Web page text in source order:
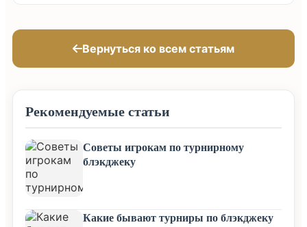
Вернуться ко всем статьям
Рекомендуемые статьи
Советы игрокам по турнирному
блэкджеку
Какие бывают турниры по блэкджеку